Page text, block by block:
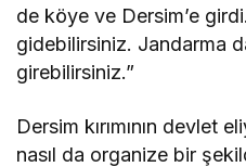
de köye ve Dersim’e
gidebilirsiniz. Jandarma
girebilirsiniz.”
Dersim kırımının devlet
nasıl da organize bir